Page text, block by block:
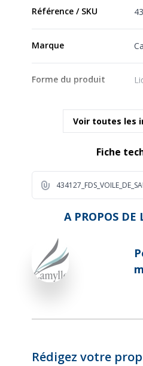
Référence / SKU
Marque
Forme du produit
Voir toutes les
Fiche
A PROPOS DE
Rédigez votre